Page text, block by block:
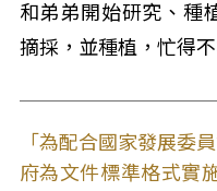
和弟弟開始研究、種
摘採，並種植，忙得不
「為配合國家發展委
府為文件標準格式實